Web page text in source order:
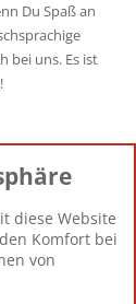
Du Spaß an
bei uns. Es ist
12.427
Berlin
diese Website
Komfort bei
von